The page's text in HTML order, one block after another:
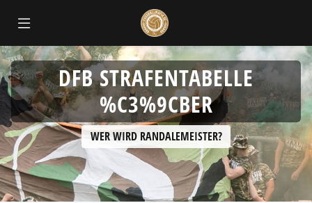
DFB STRAFENTABELLE
%C3%9CBER
WER WIRD RANDALEMEISTER?